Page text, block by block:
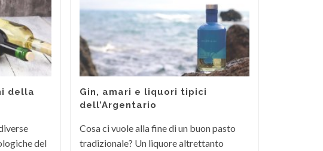
della
del
Gin, amari e liquori tipici
dell’Argentario
Cosa ci vuole alla fine di un buon pasto
tradizionale? Un liquore altrettanto